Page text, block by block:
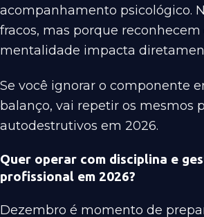
acompanhamento psicológico.
fracos, mas porque reconhecem
mentalidade impacta
Se você ignorar o componente
balanço, vai repetir os mesmos
autodestrutivos em 2026.
Quer operar com disciplina e
profissional em 2026?
Dezembro é momento de